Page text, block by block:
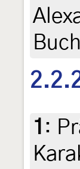
1 :